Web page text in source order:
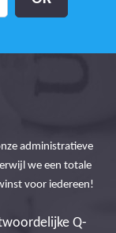
administratieve
we een totale
voor iedereen!
Q-